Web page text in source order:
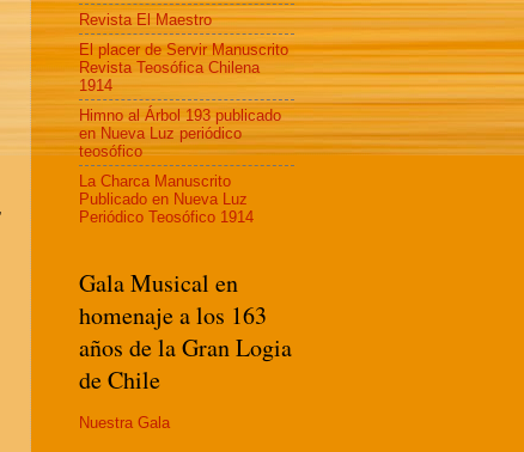
Revista El Maestro
El placer de Servir Manuscrito
Revista Teosófica Chilena
1914
Himno al Árbol 193 publicado
en Nueva Luz periódico
teosófico
La Charca Manuscrito
Publicado en Nueva Luz
Periódico Teosófico 1914
Gala Musical en
homenaje a los 163
años de la Gran Logia
de Chile
Nuestra Gala